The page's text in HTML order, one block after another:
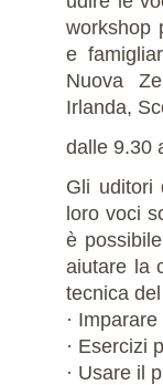
workshop
e
Nuova
Irlanda,
dalle 9.30
Gli uditori
loro voci
è
aiutare la
tecnica
·
· Esercizi
· Usare il